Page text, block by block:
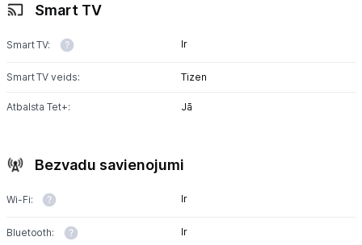
Smart TV
Smart TV: Ir
Smart TV veids: Tizen
Atbalsta Tet+: Jā
Bezvadu savienojumi
Wi-Fi: Ir
Bluetooth: Ir